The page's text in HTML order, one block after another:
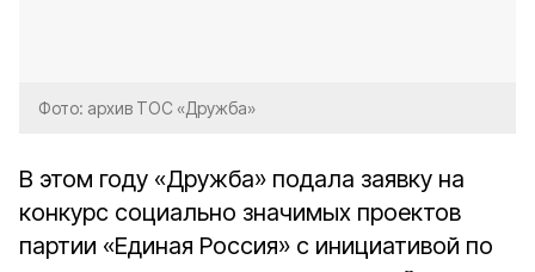
Фото: архив ТОС «Дружба»
В этом году «Дружба» подала заявку на
конкурс социально значимых проектов
партии «Единая Россия» с инициативой по